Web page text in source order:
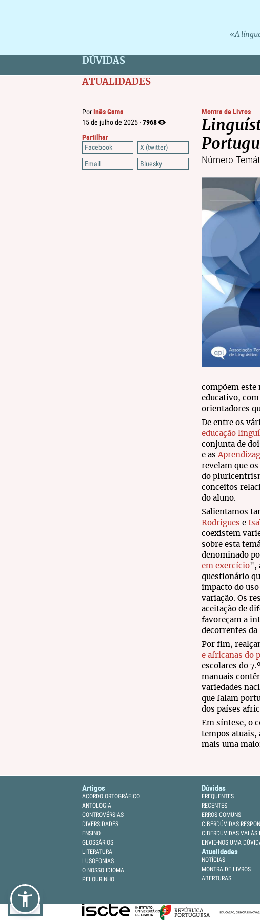
«A
DÚVIDAS
ATUALIDADES
Por Inês Gama
15 de julho de 2025 ·7968
Partilhar
Facebook
X (twitter)
Email
Bluesky
Montra de Livros
Número
compõem este
educativo,
orientadores
De entre os
educação
conjunta de
e as
revelam que
do
conceitos
do aluno.
Salientamos
Rodrigues e
coexistem
sobre esta
denominado
em exercício",
questionário
impacto do
variação. Os
aceitação de
favoreçam a
decorrentes
Por fim,
e africanas do
escolares do
manuais
variedades
que falam
dos países
Em síntese, o
tempos atuais,
mais uma
Artigos
ACORDO ORTOGRÁFICO
ANTOLOGIA
CONTROVÉRSIAS
DIVERSIDADES
ENSINO
GLOSSÁRIOS
LITERATURA
LUSOFONIAS
O NOSSO IDIOMA
PELOURINHO
Dúvidas
FREQUENTES
RECENTES
ERROS COMUNS
CIBERDÚVIDAS
CIBERDÚVIDAS VAI ÀS
ENVIE-NOS UMA
Atualidades
NOTÍCIAS
MONTRA DE LIVROS
ABERTURAS